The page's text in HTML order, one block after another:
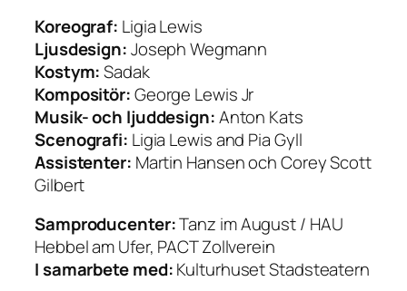
Koreograf: Ligia Lewis
Ljusdesign:Joseph Wegmann
Kostym:Sadak
Kompositör:George Lewis Jr
Musik- och ljuddesign:Anton Kats
Scenografi: Ligia Lewis and Pia Gyll
Assistenter: Martin Hansen och Corey Scott
Gilbert
Samproducenter:Tanz im August / HAU
Hebbel am Ufer, PACT Zollverein
I samarbete med:Kulturhuset Stadsteatern